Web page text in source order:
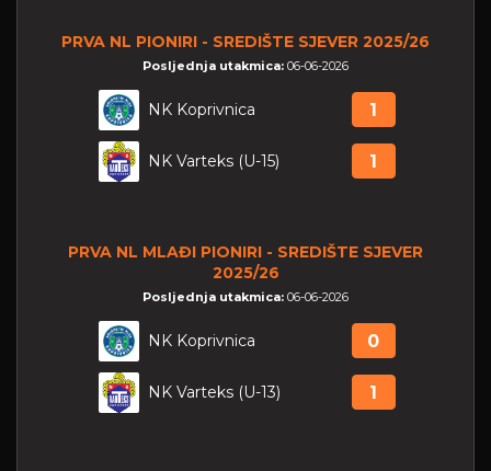
PRVA NL PIONIRI - SREDIŠTE SJEVER 2025/26
Posljednja utakmica: 06-06-2026
NK Koprivnica 1
NK Varteks (U-15) 1
PRVA NL MLAĐI PIONIRI - SREDIŠTE SJEVER
2025/26
Posljednja utakmica: 06-06-2026
NK Koprivnica 0
NK Varteks (U-13) 1